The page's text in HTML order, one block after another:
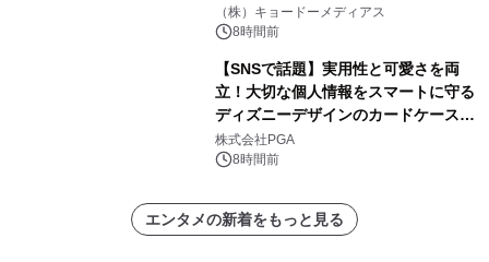
界。ジョン・ウィリアムズ：シネマ・
スペクタキュラー・コンサート 開催決
（株）キョードーメディアス
8時間前
【SNSで話題】実用性と可愛さを両
立！大切な個人情報をスマートに守る
ディズニーデザインのカードケースを
株式会社PGAが8月7日発売
株式会社PGA
8時間前
エンタメの新着をもっと見る